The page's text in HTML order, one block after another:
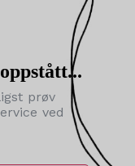
prøv
ved